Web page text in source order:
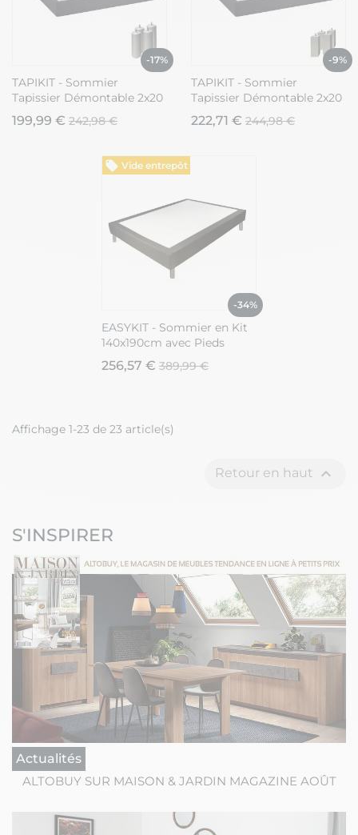
-17%
TAPIKIT - Sommier
Tapissier Démontable 2x20
Lattes 140x190cm
Anthracite + Pieds Argent
199,99 € 242,98 €
-9%
TAPIKIT - Sommier
Tapissier Démontable 2x20
Lattes 140x190cm
Anthracite + Pieds Carrés
222,71 € 244,98 €
Vide entrepôt
-34%
EASYKIT - Sommier en Kit
140x190cm avec Pieds
Chromés 15cm
256,57 € 389,99 €
Affichage 1-23 de 23 article(s)
Retour en haut 
S'INSPIRER
Actualités
ALTOBUY SUR MAISON & JARDIN MAGAZINE AOÛT